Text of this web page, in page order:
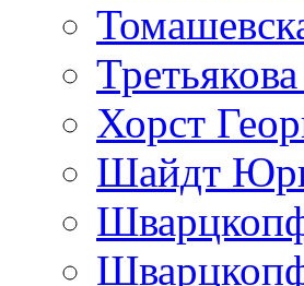
Хорст
Шайдт